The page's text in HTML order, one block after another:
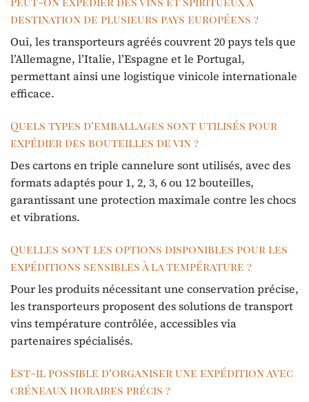
destination de plusieurs pays européens ?
Oui, les transporteurs agréés couvrent 20 pays tels que
l’Allemagne, l’Italie, l’Espagne et le Portugal,
permettant ainsi une logistique vinicole internationale
efficace.
Quels types d’emballages sont utilisés pour
expédier des bouteilles de vin ?
Des cartons en triple cannelure sont utilisés, avec des
formats adaptés pour 1, 2, 3, 6 ou 12 bouteilles,
garantissant une protection maximale contre les chocs
et vibrations.
Quelles sont les options disponibles pour les
expéditions sensibles à la température ?
Pour les produits nécessitant une conservation précise,
les transporteurs proposent des solutions de transport
vins température contrôlée, accessibles via
partenaires spécialisés.
Est-il possible d’organiser une expédition avec
créneaux horaires précis ?